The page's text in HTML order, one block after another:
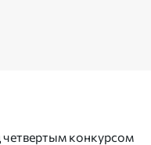
четвертым конкурсом